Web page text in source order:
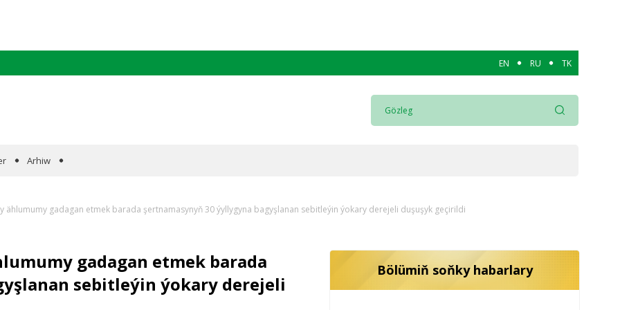
EN RU TK
Arhiw
ählumumy gadagan etmek barada şertnamasynyň 30 ýyllygyna bagyşlanan sebitleýin ýokary derejeli duşuşyk geçirildi
gadagan etmek barada
sebitleýin ýokary derejeli
Bölümiň soňky habarlary